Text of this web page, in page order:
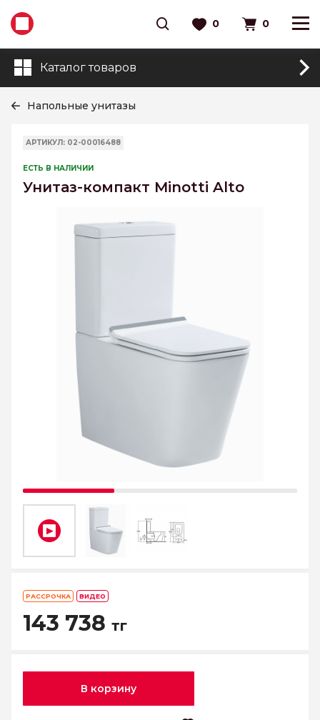
0 0
Каталог товаров
Напольные унитазы
АРТИКУЛ: 02-00016488
ЕСТЬ В НАЛИЧИИ
Унитаз-компакт Minotti Alto
РАССРОЧКА ВИДЕО
143 738 тг
В корзину